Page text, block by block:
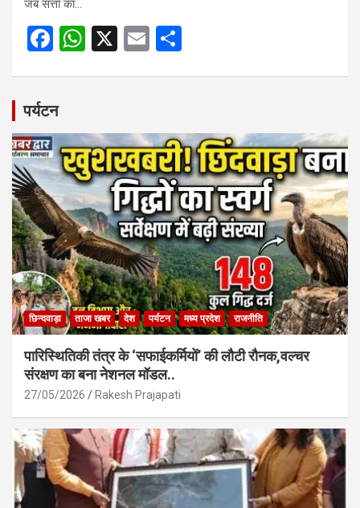
जब सत्ता का…
F
b
o
o
k
W
A
p
p
X
E
पर्यटन
छिन्दवाड़ा ताजा खबर देश पर्यटन मध्य प्रदेश राजनीति
पारिस्थितिकी तंत्र के ‘सफाईकर्मियों’ की लौटी रौनक,वल्चर
संरक्षण का बना नेशनल मॉडल..
27/05/2026 Rakesh Prajapati